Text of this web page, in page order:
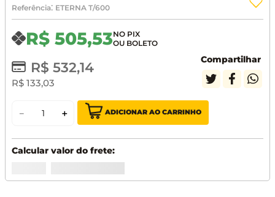
Referência: ETERNA T/600
R$ 505,53
R$ 532,14
R$ 133,03
Compartilhar
＋
－ ADICIONAR AO CARRINHO